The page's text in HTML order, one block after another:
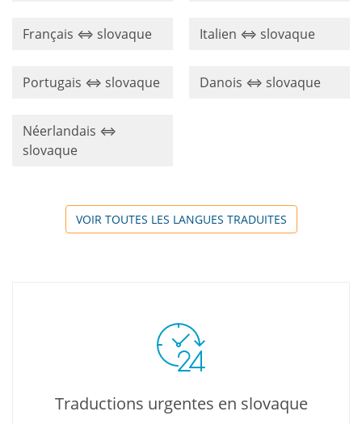
Français ⇔ slovaque Italien ⇔ slovaque
Portugais ⇔ slovaque Danois ⇔ slovaque
Néerlandais ⇔
slovaque
VOIR TOUTES LES LANGUES TRADUITES
Traductions urgentes en slovaque